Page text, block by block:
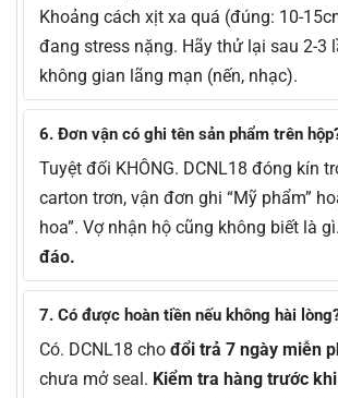
Khoảng cách xịt xa quá (đúng: 10-
đang stress nặng. Hãy thử lại sau 2-3
không gian lãng mạn (nến, nhạc).
6. Đơn vận có ghi tên sản phẩm trên
Tuyệt đối KHÔNG. DCNL18 đóng kín
carton trơn, vận đơn ghi “Mỹ phẩm”
hoa”. Vợ nhận hộ cũng không biết là gì.
đáo.
7. Có được hoàn tiền nếu không hài
Có. DCNL18 cho đổi trả 7 ngày miễn
chưa mở seal. Kiểm tra hàng trước